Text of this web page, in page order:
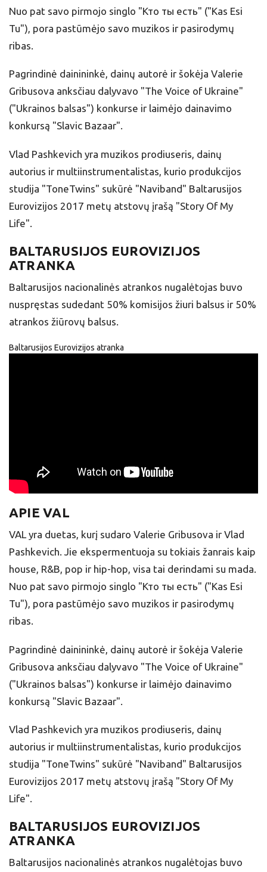
Nuo pat savo pirmojo singlo "Кто ты есть" ("Kas Esi
Tu"), pora pastūmėjo savo muzikos ir pasirodymų
ribas.
Pagrindinė dainininkė, dainų autorė ir šokėja Valerie
Gribusova anksčiau dalyvavo "The Voice of Ukraine"
("Ukrainos balsas") konkurse ir laimėjo dainavimo
konkursą "Slavic Bazaar".
Vlad Pashkevich yra muzikos prodiuseris, dainų
autorius ir multiinstrumentalistas, kurio produkcijos
studija "ToneTwins" sukūrė "Naviband" Baltarusijos
Eurovizijos 2017 metų atstovų įrašą "Story Of My
Life".
BALTARUSIJOS EUROVIZIJOS
ATRANKA
Baltarusijos nacionalinės atrankos nugalėtojas buvo
nuspręstas sudedant 50% komisijos žiuri balsus ir 50%
atrankos žiūrovų balsus.
Baltarusijos Eurovizijos atranka
APIE VAL
VAL yra duetas, kurį sudaro Valerie Gribusova ir Vlad
Pashkevich. Jie ekspermentuoja su tokiais žanrais kaip
house, R&B, pop ir hip-hop, visa tai derindami su mada.
Nuo pat savo pirmojo singlo "Кто ты есть" ("Kas Esi
Tu"), pora pastūmėjo savo muzikos ir pasirodymų
ribas.
Pagrindinė dainininkė, dainų autorė ir šokėja Valerie
Gribusova anksčiau dalyvavo "The Voice of Ukraine"
("Ukrainos balsas") konkurse ir laimėjo dainavimo
konkursą "Slavic Bazaar".
Vlad Pashkevich yra muzikos prodiuseris, dainų
autorius ir multiinstrumentalistas, kurio produkcijos
studija "ToneTwins" sukūrė "Naviband" Baltarusijos
Eurovizijos 2017 metų atstovų įrašą "Story Of My
Life".
BALTARUSIJOS EUROVIZIJOS
ATRANKA
Baltarusijos nacionalinės atrankos nugalėtojas buvo